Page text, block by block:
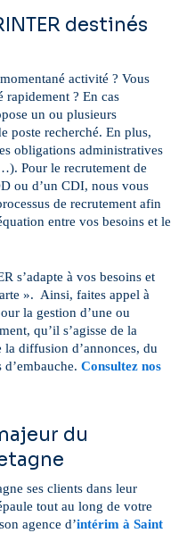
destinés
activité ? Vous
rapidement ? En cas
un ou plusieurs
poste recherché. En plus,
obligations administratives
Pour le recrutement de
ou d’un CDI, nous vous
de recrutement afin
entre vos besoins et le
s’adapte à vos besoins et
». Ainsi, faites appel à
la gestion d’une ou
qu’il s’agisse de la
la diffusion d’annonces, du
Consultez nos
du
ses clients dans leur
tout au long de votre
agence d’intérim à Saint